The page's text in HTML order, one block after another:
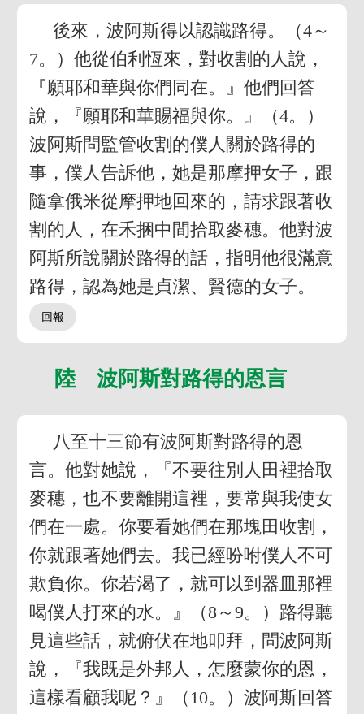
後來，波阿斯得以認識路得。（4～
7。）他從伯利恆來，對收割的人說，
『願耶和華與你們同在。』他們回答
說，『願耶和華賜福與你。』（4。）
波阿斯問監管收割的僕人關於路得的
事，僕人告訴他，她是那摩押女子，跟
隨拿俄米從摩押地回來的，請求跟著收
割的人，在禾捆中間拾取麥穗。他對波
阿斯所說關於路得的話，指明他很滿意
路得，認為她是貞潔、賢德的女子。
陸 波阿斯對路得的恩言
八至十三節有波阿斯對路得的恩
言。他對她說，『不要往別人田裡拾取
麥穗，也不要離開這裡，要常與我使女
們在一處。你要看她們在那塊田收割，
你就跟著她們去。我已經吩咐僕人不可
欺負你。你若渴了，就可以到器皿那裡
喝僕人打來的水。』（8～9。）路得聽
見這些話，就俯伏在地叩拜，問波阿斯
說，『我既是外邦人，怎麼蒙你的恩，
這樣看顧我呢？』（10。）波阿斯回答